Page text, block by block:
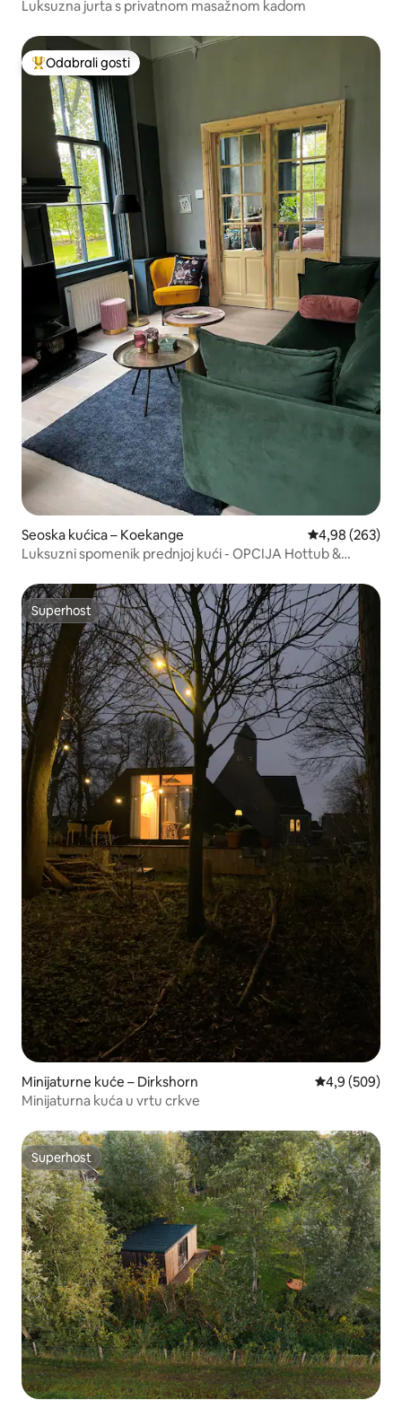
Luksuzna jurta s privatnom masažnom kadom
Među najviše rangiranima s oznakom „Odabrali gosti”
Odabrali gosti
Seoska kućica – Koekange Prosječna
4,98 (263)
Luksuzni spomenik prednjoj kući - OPCIJA Hottub &
Superhost
Superhost
Minijaturne kuće – Dirkshorn Prosječna
4,9 (509)
Minijaturna kuća u vrtu crkve
Superhost
Superhost